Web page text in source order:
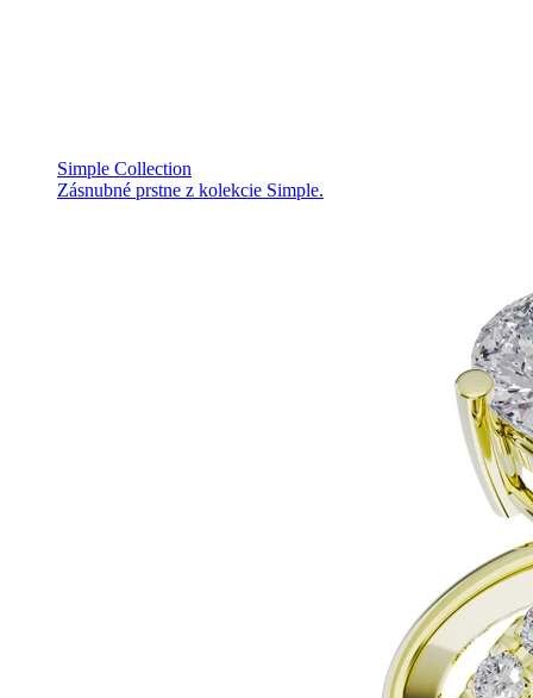
Simple Collection
Zásnubné prstne z kolekcie Simple.